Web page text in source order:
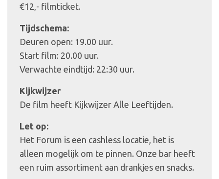
€12,- filmticket.
Tijdschema:
Deuren open: 19.00 uur.
Start film: 20.00 uur.
Verwachte eindtijd: 22:30 uur.
Kijkwijzer
De film heeft Kijkwijzer Alle Leeftijden.
Let op:
Het Forum is een cashless locatie, het is
alleen mogelijk om te pinnen. Onze bar heeft
een ruim assortiment aan drankjes en snacks.